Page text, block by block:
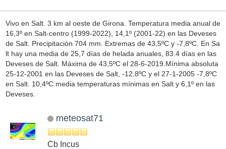
Vivo en Salt. 3 km al oeste de Girona. Temperatura media anual de
16,3º en Salt-centro (1999-2022), 14,1º (2001-22) en las Deveses
de Salt. Precipitación 704 mm. Extremas de 43,5ºC y -7,8ºC. En Sa
lt hay una media de 25,7 días de helada anuales, 83.4 días en las
Deveses de Salt. Máxima de 43,5ºC el 28-6-2019.Mínima absoluta
25-12-2001 en las Deveses de Salt, -12,8ºC y el 27-1-2005 -7,8ºC
en Salt. 10,4ºC media temperaturas mínimas en Salt y 6,1º en las
Deveses.
meteosat71
Cb Incus